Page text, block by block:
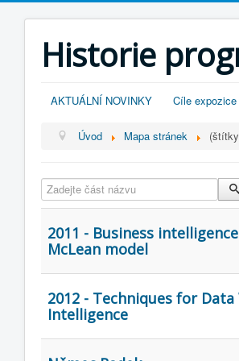
Historie
AKTUÁLNÍ NOVINKY Cíle expozice
Úvod Mapa stránek
Zadejte část názvu
2011 - Business
McLean model
2012 - Techniques for
Intelligence